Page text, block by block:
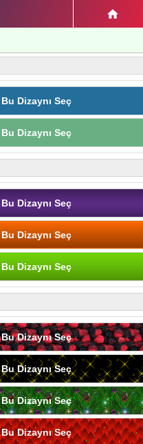
Bu Dizaynı Seç
Bu Dizaynı Seç
Bu Dizaynı Seç
Bu Dizaynı Seç
Bu Dizaynı Seç
Bu Dizaynı Seç
Bu Dizaynı Seç
Bu Dizaynı Seç
Bu Dizaynı Seç